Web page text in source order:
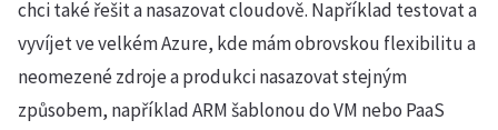
chci také řešit a nasazovat cloudově. Například testovat a
vyvíjet ve velkém Azure, kde mám obrovskou flexibilitu a
neomezené zdroje a produkci nasazovat stejným
způsobem, například ARM šablonou do VM nebo PaaS